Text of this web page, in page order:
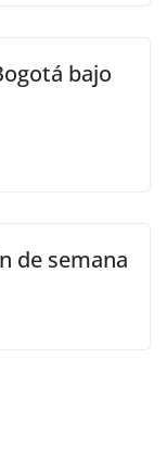
bajo
de semana